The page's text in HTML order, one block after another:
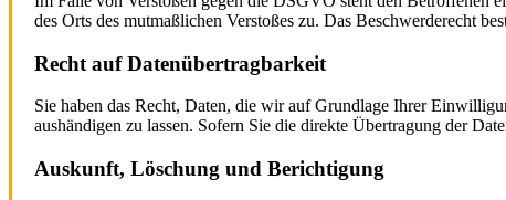
des Orts des mutmaßlichen Verstoßes zu. Das Beschwerderecht
Recht auf Daten­übertrag­barkeit
Sie haben das Recht, Daten, die wir auf Grundlage Ihrer
aushändigen zu lassen. Sofern Sie die direkte Übertragung der
Auskunft, Löschung und Berichtigung